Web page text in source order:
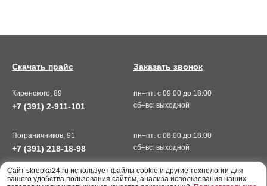
Киренского, 89
+7 (391) 2-911-101
пн–пт: с 09:00 до 18:00
сб–вс: выходной
Пограничников, 91
+7 (391) 218-18-98
пн–пт: с 08:00 до 18:00
сб–вс: выходной
Заказать звонок
Скачать прайс
Cайт skrepka24.ru использует файлы cookie и другие технологии для
вашего удобства пользования сайтом, анализа использования наших